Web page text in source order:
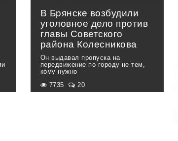
В Брянске возбудили
уголовное дело против
главы Советского
района Колесникова
Он выдавал пропуска на
передвижение по городу не тем,
кому нужно
7735 20